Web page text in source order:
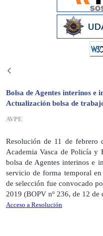
Bolsa de Agentes interinos e
Actualización bolsa de
AVPE
Resolución de 11 de febrero
Academia Vasca de Policía y
bolsa de Agentes interinos e
servicio de forma temporal
de selección fue convocado
2019 (BOPV nº 236, de 12 de
Acceso a Resolución